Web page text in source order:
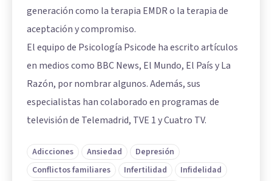
generación como la terapia EMDR o la terapia de
aceptación y compromiso.
El equipo de Psicología Psicode ha escrito artículos
en medios como BBC News, El Mundo, El País y La
Razón, por nombrar algunos. Además, sus
especialistas han colaborado en programas de
televisión de Telemadrid, TVE 1 y Cuatro TV.
Adicciones Ansiedad
Depresión
Conflictos familiares
Infertilidad
Infidelidad